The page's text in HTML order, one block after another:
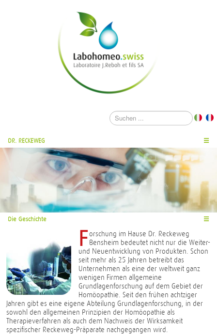
DR. RECKEWEG ☰
Die Geschichte ☰
Forschung im Hause Dr. Reckeweg
Bensheim bedeutet nicht nur die Weiter-
und Neuentwicklung von Produkten. Schon
seit mehr als 25 Jahren betreibt das
Unternehmen als eine der weltweit ganz
wenigen Firmen allgemeine
Grundlagenforschung auf dem Gebiet der
Homöopathie. Seit den frühen achtziger
Jahren gibt es eine eigene Abteilung Grundlagenforschung, in der
sowohl den allgemeinen Prinzipien der Homöopathie als
Therapieverfahren als auch dem Nachweis der Wirksamkeit
spezifischer Reckeweg-Präparate nachgegangen wird.